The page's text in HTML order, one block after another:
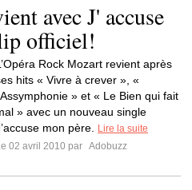
avec J' accuse
officiel!
Rock Mozart revient après
hits « Vivre à crever », «
» et « Le Bien qui fait
» avec un nouveau single
mon père.
Lire la suite
02 avril 2010 par Adobuzz